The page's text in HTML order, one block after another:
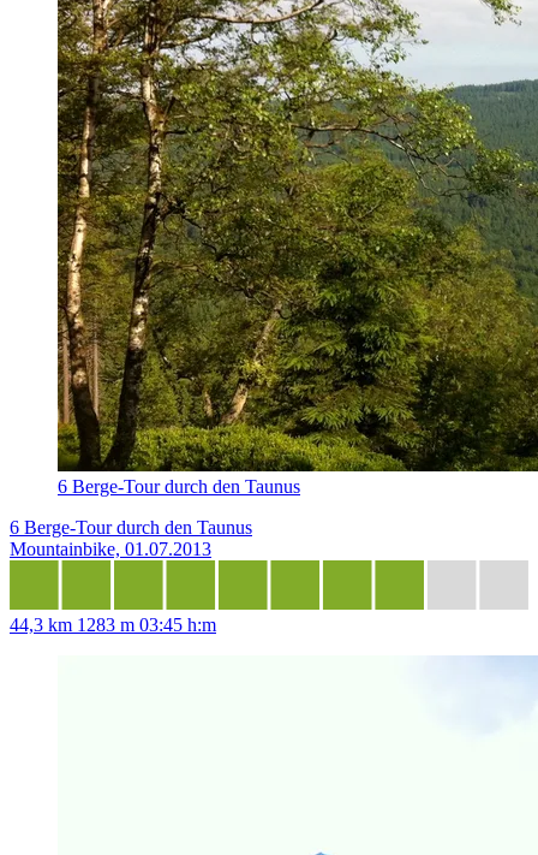
6 Berge-Tour durch den Taunus
6 Berge-Tour durch den Taunus
Mountainbike, 01.07.2013
44,3 km 1283 m 03:45 h:m